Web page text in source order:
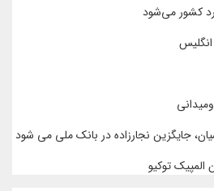
کشور می‌شود
جایگزین نجارزاده در بانک ملی می شود
المپیک توکیو